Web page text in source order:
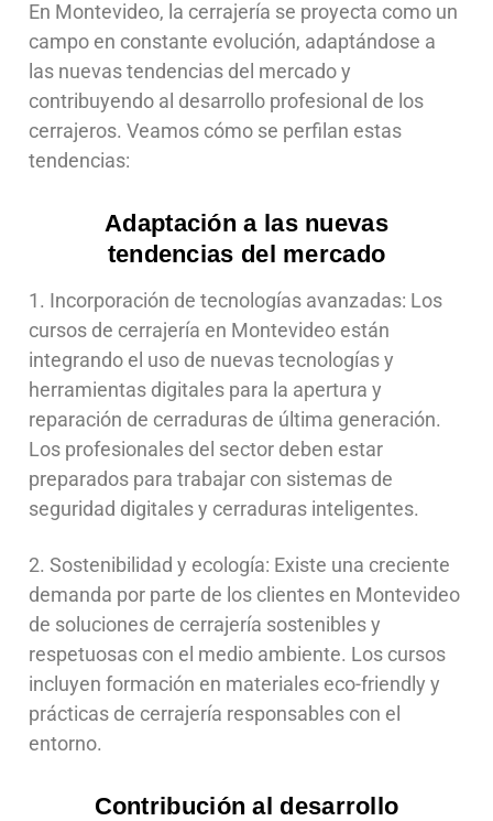
En Montevideo, la cerrajería se proyecta como un
campo en constante evolución, adaptándose a
las nuevas tendencias del mercado y
contribuyendo al desarrollo profesional de los
cerrajeros. Veamos cómo se perfilan estas
tendencias:
Adaptación a las nuevas
tendencias del mercado
1. Incorporación de tecnologías avanzadas: Los
cursos de cerrajería en Montevideo están
integrando el uso de nuevas tecnologías y
herramientas digitales para la apertura y
reparación de cerraduras de última generación.
Los profesionales del sector deben estar
preparados para trabajar con sistemas de
seguridad digitales y cerraduras inteligentes.
2. Sostenibilidad y ecología: Existe una creciente
demanda por parte de los clientes en Montevideo
de soluciones de cerrajería sostenibles y
respetuosas con el medio ambiente. Los cursos
incluyen formación en materiales eco-friendly y
prácticas de cerrajería responsables con el
entorno.
Contribución al desarrollo